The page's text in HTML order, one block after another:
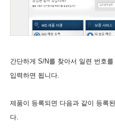
간단하게 S/N를 찾아서 일련 번호
입력하면 됩니다.
제품이 등록되면 다음과 같이 등록
다.